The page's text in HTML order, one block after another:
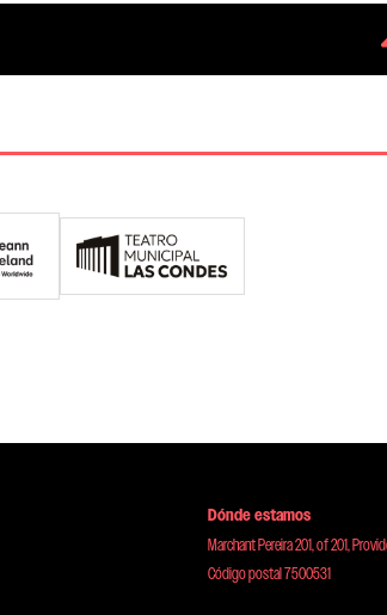
Dónde estamos
Marchant Pereira 201, of 201,
Código postal 7500531